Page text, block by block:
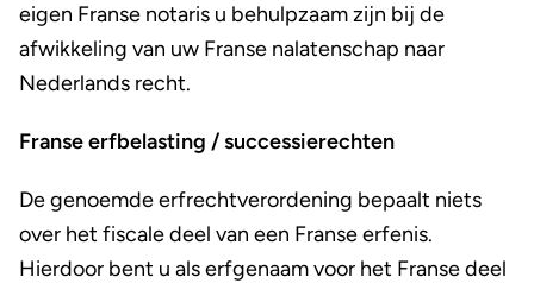
eigen Franse notaris u behulpzaam zijn bij de
afwikkeling van uw Franse nalatenschap naar
Nederlands recht.
Franse erfbelasting / successierechten
De genoemde erfrechtverordening bepaalt niets
over het fiscale deel van een Franse erfenis.
Hierdoor bent u als erfgenaam voor het Franse deel